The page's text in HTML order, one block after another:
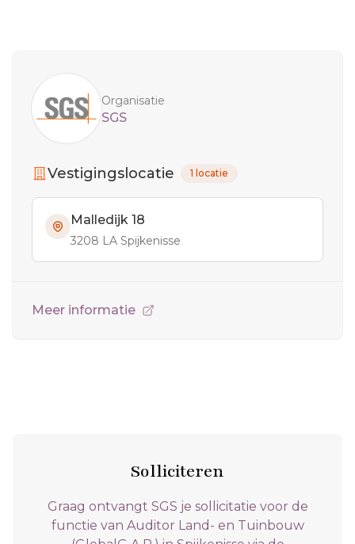
Organisatie
SGS
Vestigingslocatie 1 locatie
Malledijk 18
3208 LA Spijkenisse
Meer informatie
Solliciteren
Graag ontvangt SGS je sollicitatie voor de
functie van Auditor Land- en Tuinbouw